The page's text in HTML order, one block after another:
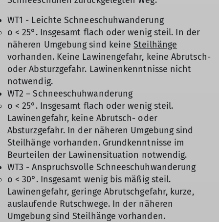
WT1 - Leichte Schneeschuhwanderung
o < 25°. Insgesamt flach oder wenig steil. In der
näheren Umgebung sind keineSteilhänge
vorhanden. Keine Lawinengefahr, keine Abrutsch-
oder Absturzgefahr. Lawinenkenntnisse nicht
notwendig.
WT2 – Schneeschuhwanderung
o < 25°. Insgesamt flach oder wenig steil.
Lawinengefahr, keine Abrutsch- oder
Absturzgefahr. In der näheren Umgebung sind
Steilhänge vorhanden. Grundkenntnisse im
Beurteilen der Lawinensituation notwendig.
WT3 - Anspruchsvolle Schneeschuhwanderung
o < 30°. Insgesamt wenig bis mäßig steil.
Lawinengefahr, geringe Abrutschgefahr, kurze,
auslaufende Rutschwege. In der näheren
Umgebung sind Steilhänge vorhanden.